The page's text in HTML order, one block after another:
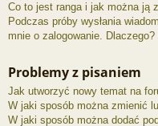
Co to jest ranga i jak można ją
Podczas próby wysłania
mnie o zalogowanie. Dlaczego?
Problemy z pisaniem
Jak utworzyć nowy temat na
W jaki sposób można zmienić
W jaki sposób można dodać